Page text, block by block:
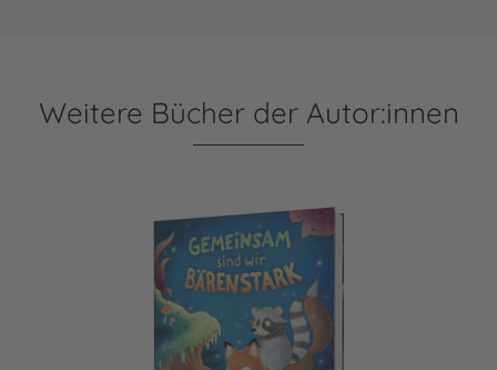
Weitere Bücher der Autor:innen
Gemeinsam sind wir bärenstark